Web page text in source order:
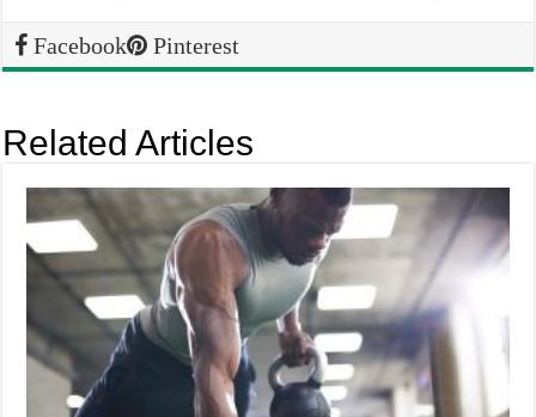
Facebook Pinterest
Related Articles